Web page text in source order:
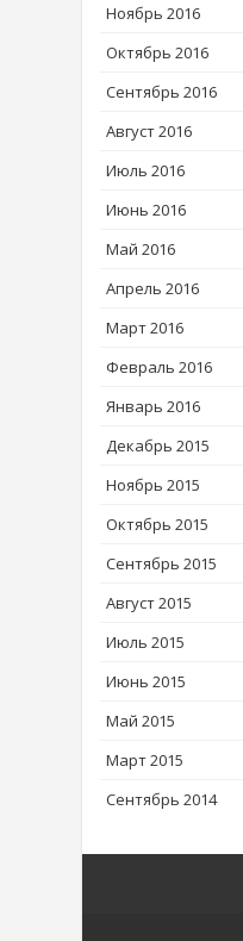
Ноябрь 2016
Октябрь 2016
Сентябрь 2016
Август 2016
Июль 2016
Июнь 2016
Май 2016
Апрель 2016
Март 2016
Февраль 2016
Январь 2016
Декабрь 2015
Ноябрь 2015
Октябрь 2015
Сентябрь 2015
Август 2015
Июль 2015
Июнь 2015
Май 2015
Март 2015
Сентябрь 2014